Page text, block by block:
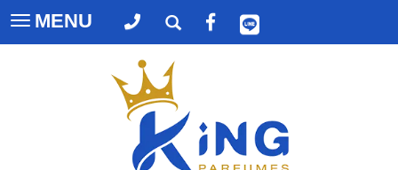
Toggle
navigation
MENU